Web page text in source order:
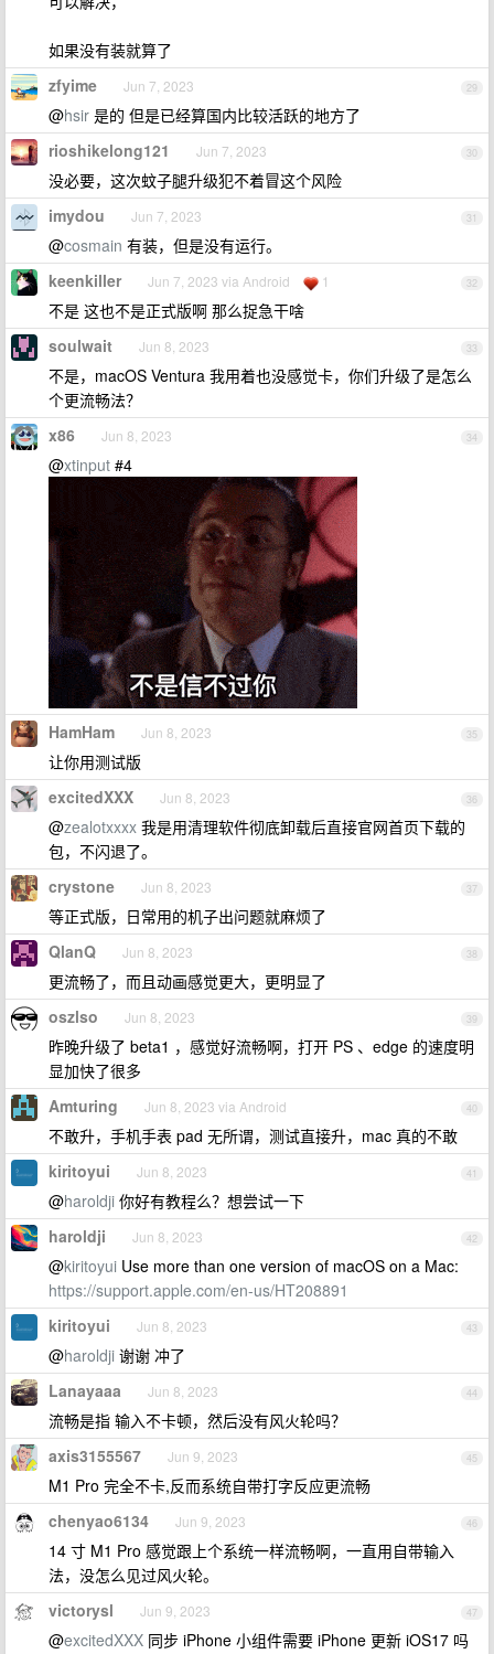
如果没有装就算了
29
zfyime Jun 7, 2023
@hsir 是的 但是已经算国内比较活跃的地方了
30
rioshikelong121 Jun 7, 2023
没必要，这次蚊子腿升级犯不着冒这个风险
31
imydou Jun 7, 2023
@cosmain 有装，但是没有运行。
32
keenkiller Jun 7, 2023 via Android 1
不是 这也不是正式版啊 那么捉急干啥
33
soulwait Jun 8, 2023
不是，macOS Ventura 我用着也没感觉卡，你们升级了是怎么
个更流畅法？
34
x86 Jun 8, 2023
@xtinput #4
35
HamHam Jun 8, 2023
让你用测试版
36
excitedXXX Jun 8, 2023
@zealotxxxx 我是用清理软件彻底卸载后直接官网首页下载的
包，不闪退了。
37
crystone Jun 8, 2023
等正式版，日常用的机子出问题就麻烦了
38
QlanQ Jun 8, 2023
更流畅了，而且动画感觉更大，更明显了
39
oszlso Jun 8, 2023
昨晚升级了 beta1 ，感觉好流畅啊，打开 PS 、edge 的速度明
显加快了很多
40
Amturing Jun 8, 2023 via Android
不敢升，手机手表 pad 无所谓，测试直接升，mac 真的不敢
41
kiritoyui Jun 8, 2023
@haroldji 你好有教程么？想尝试一下
42
haroldji Jun 8, 2023
@kiritoyui Use more than one version of macOS on a Mac:
https://support.apple.com/en-us/HT208891
43
kiritoyui Jun 8, 2023
@haroldji 谢谢 冲了
44
Lanayaaa Jun 8, 2023
流畅是指 输入不卡顿，然后没有风火轮吗？
45
axis3155567 Jun 9, 2023
M1 Pro 完全不卡,反而系统自带打字反应更流畅
46
chenyao6134 Jun 9, 2023
14 寸 M1 Pro 感觉跟上个系统一样流畅啊，一直用自带输入
法，没怎么见过风火轮。
47
victorysl Jun 9, 2023
@excitedXXX 同步 iPhone 小组件需要 iPhone 更新 iOS17 吗